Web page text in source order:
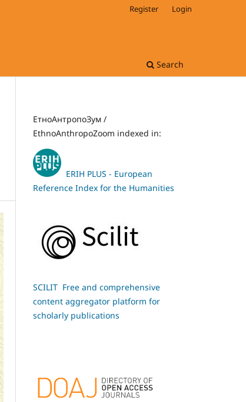
Search
Register Login
ЕтноАнтропоЗум /
EthnoAnthropoZoom indexed in:
ERIH PLUS - European
Reference Index for the Humanities
SCILIT Free and comprehensive
content aggregator platform for
scholarly publications